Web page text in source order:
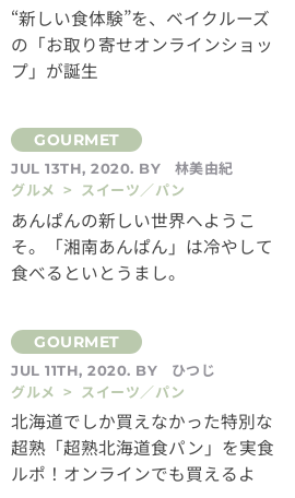
“新しい食体験”を、ベイクルーズ
の「お取り寄せオンラインショッ
プ」が誕生
JUL 13TH, 2020. BY
林美由紀
グルメ > スイーツ／パン
あんぱんの新しい世界へようこ
そ。「湘南あんぱん」は冷やして
食べるといとうまし。
JUL 11TH, 2020. BY
ひつじ
グルメ > スイーツ／パン
北海道でしか買えなかった特別な
超熟「超熟北海道食パン」を実食
ルポ！オンラインでも買えるよ